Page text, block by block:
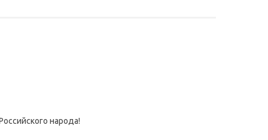
народа!